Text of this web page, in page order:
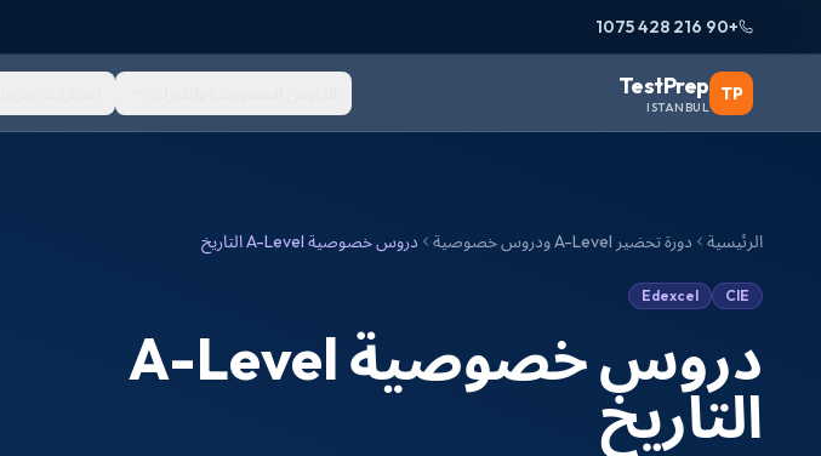
+90 216 428 1075
TP
TestPrep
ISTANBUL
الرئيسية دورة تحضير A-Level ودروس خصوصية دروس خصوصية A-Level التاريخ
CIE
Edexcel
دروس خصوصية A-Level
التاريخ